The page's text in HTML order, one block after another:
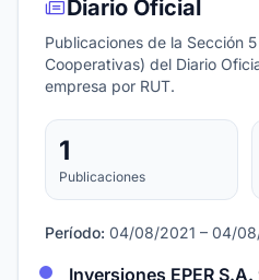
Diario Oficial
Publicaciones de la Sección
Cooperativas) del Diario
empresa por RUT.
1
Publicaciones
Período: 04/08/2021 – 04/
Inversiones EPER